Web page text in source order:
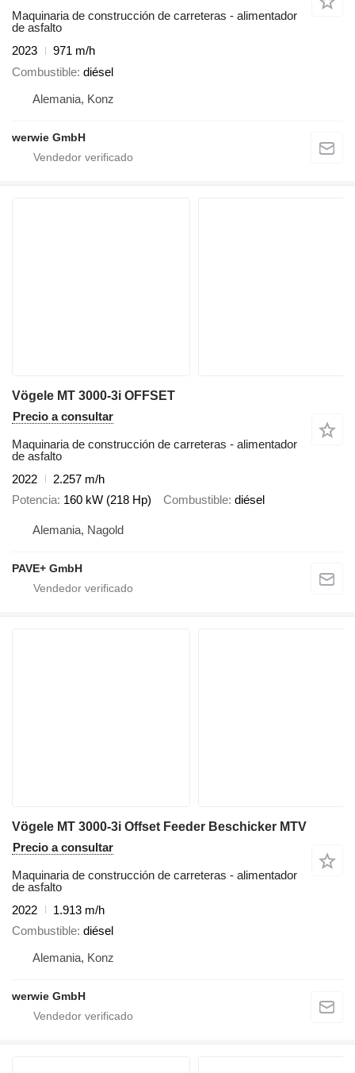
Maquinaria de construcción de carreteras - alimentador
de asfalto
2023
971 m/h
Combustible diésel
Alemania, Konz
werwie GmbH
Vögele MT 3000-3i OFFSET
Precio a consultar
Maquinaria de construcción de carreteras - alimentador
de asfalto
2022
2.257 m/h
Potencia 160 kW (218 Hp) Combustible diésel
Alemania, Nagold
PAVE+ GmbH
Vögele MT 3000-3i Offset Feeder Beschicker MTV
Precio a consultar
Maquinaria de construcción de carreteras - alimentador
de asfalto
2022
1.913 m/h
Combustible diésel
Alemania, Konz
werwie GmbH